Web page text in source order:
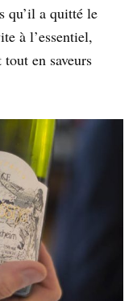
qu’il a quitté le
à l’essentiel,
en saveurs